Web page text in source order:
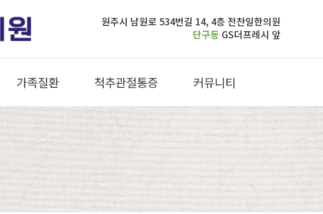
원주시 남원로 534번길 14, 4층 전찬일한의원
단구동 GS더프레시 앞
가족질환 척추관절통증 커뮤니티